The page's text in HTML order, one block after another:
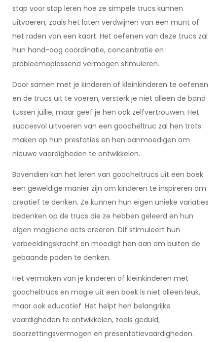
stap voor stap leren hoe ze simpele trucs kunnen
uitvoeren, zoals het laten verdwijnen van een munt of
het raden van een kaart. Het oefenen van deze trucs zal
hun hand-oog coördinatie, concentratie en
probleemoplossend vermogen stimuleren.
Door samen met je kinderen of kleinkinderen te oefenen
en de trucs uit te voeren, versterk je niet alleen de band
tussen jullie, maar geef je hen ook zelfvertrouwen. Het
succesvol uitvoeren van een goocheltruc zal hen trots
maken op hun prestaties en hen aanmoedigen om
nieuwe vaardigheden te ontwikkelen.
Bovendien kan het leren van goocheltrucs uit een boek
een geweldige manier zijn om kinderen te inspireren om
creatief te denken. Ze kunnen hun eigen unieke variaties
bedenken op de trucs die ze hebben geleerd en hun
eigen magische acts creëren. Dit stimuleert hun
verbeeldingskracht en moedigt hen aan om buiten de
gebaande paden te denken.
Het vermaken van je kinderen of kleinkinderen met
goocheltrucs en magie uit een boek is niet alleen leuk,
maar ook educatief. Het helpt hen belangrijke
vaardigheden te ontwikkelen, zoals geduld,
doorzettingsvermogen en presentatievaardigheden.